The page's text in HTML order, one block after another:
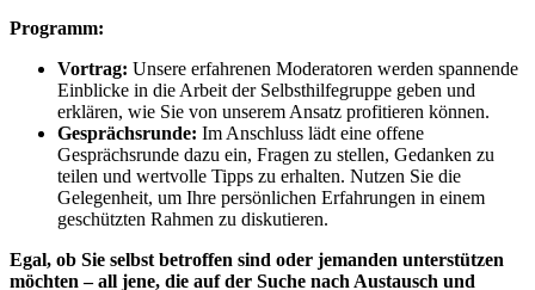
Programm:
Vortrag: Unsere erfahrenen Moderatoren werden spannende
Einblicke in die Arbeit der Selbsthilfegruppe geben und
erklären, wie Sie von unserem Ansatz profitieren können.
Gesprächsrunde: Im Anschluss lädt eine offene
Gesprächsrunde dazu ein, Fragen zu stellen, Gedanken zu
teilen und wertvolle Tipps zu erhalten. Nutzen Sie die
Gelegenheit, um Ihre persönlichen Erfahrungen in einem
geschützten Rahmen zu diskutieren.
Egal, ob Sie selbst betroffen sind oder jemanden unterstützen
möchten – all jene, die auf der Suche nach Austausch und